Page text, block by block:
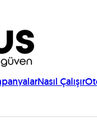
Nasıl Çalışır